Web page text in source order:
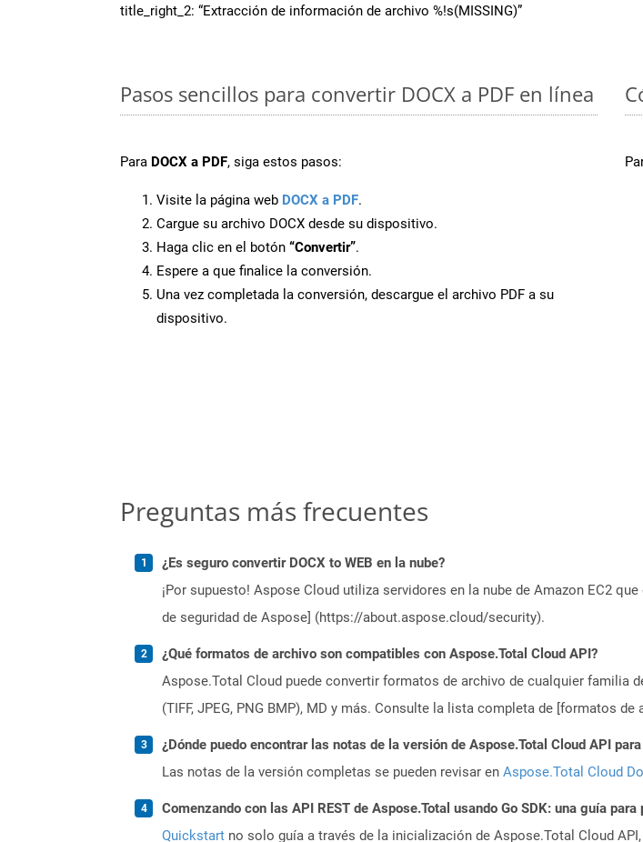
title_right_2: “Extracción de información de archivo %!s(MISSING)”
Pasos sencillos para convertir DOCX a PDF en línea
Para DOCX a PDF, siga estos pasos:
Visite la página web DOCX a PDF.
Cargue su archivo DOCX desde su dispositivo.
Haga clic en el botón “Convertir”.
Espere a que finalice la conversión.
Una vez completada la conversión, descargue el archivo PDF a su
dispositivo.
Preguntas más frecuentes
¿Es seguro convertir DOCX to WEB en la nube?
¡Por supuesto! Aspose Cloud utiliza servidores en la nube de Amazon EC2
de seguridad de Aspose] (https://about.aspose.cloud/security).
¿Qué formatos de archivo son compatibles con Aspose.Total Cloud API?
Aspose.Total Cloud puede convertir formatos de archivo de cualquier familia
(TIFF, JPEG, PNG BMP), MD y más. Consulte la lista completa de [formatos
¿Dónde puedo encontrar las notas de la versión de Aspose.Total Cloud API para
Las notas de la versión completas se pueden revisar en Aspose.Total Cloud
Comenzando con las API REST de Aspose.Total usando Go SDK: una guía
Quickstart no solo guía a través de la inicialización de Aspose.Total Cloud